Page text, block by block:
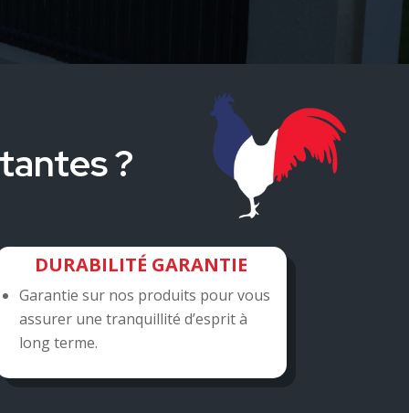
?
DURABILITÉ GARANTIE
Garantie sur nos produits pour vous
assurer une tranquillité d’esprit à
long terme.